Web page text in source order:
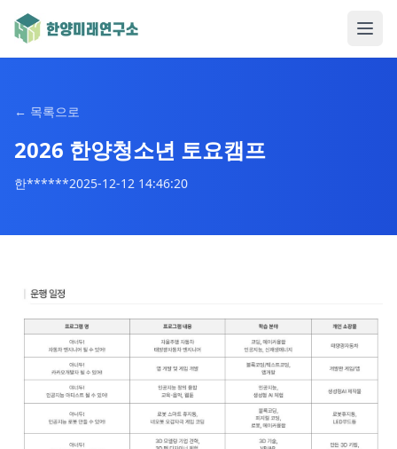
← 목록으로
2026 한양청소년 토요캠프
한******2025-12-12 14:46:20